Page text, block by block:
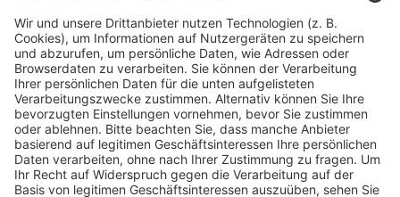
Anrede*
Vorname*
Nachname*